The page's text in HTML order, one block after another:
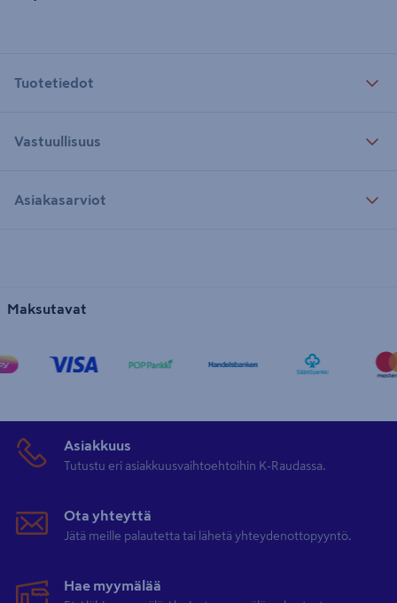
Tuotetiedot
Vastuullisuus
Asiakasarviot
Maksutavat
Asiakkuus
Tutustu eri asiakkuusvaihtoehtoihin K-Raudassa.
Ota yhteyttä
Jätä meille palautetta tai lähetä yhteydenottopyyntö.
Hae myymälää